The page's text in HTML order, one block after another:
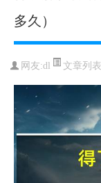
多久）
网友:dl 文章列表